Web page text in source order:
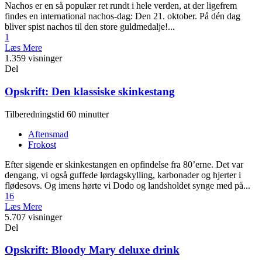
Nachos er en så populær ret rundt i hele verden, at der ligefrem
findes en international nachos-dag: Den 21. oktober. På dén dag
bliver spist nachos til den store guldmedalje!...
1
Læs Mere
1.359 visninger
Del
Opskrift: Den klassiske skinkestang
Tilberedningstid 60 minutter
Aftensmad
Frokost
Efter sigende er skinkestangen en opfindelse fra 80’erne. Det var
dengang, vi også guffede lørdagskylling, karbonader og hjerter i
flødesovs. Og imens hørte vi Dodo og landsholdet synge med på...
16
Læs Mere
5.707 visninger
Del
Opskrift: Bloody Mary deluxe drink